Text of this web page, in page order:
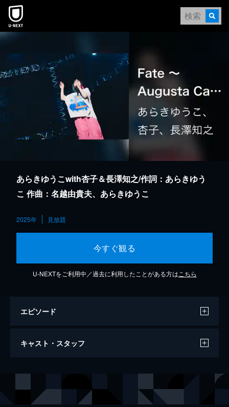
本文へスキップ
あらきゆうこwith杏子＆長澤知之/作詞：あらきゆう
こ 作曲：名越由貴夫、あらきゆうこ
2025年 見放題
今すぐ観る
U-NEXTをご利用中／過去に利用したことがある方は こちら
エピソード
Fate 〜Augusta Camp 2025〜
キャスト・スタッフ